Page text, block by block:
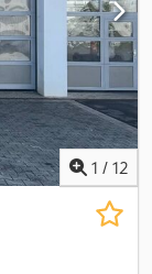
1 / 12